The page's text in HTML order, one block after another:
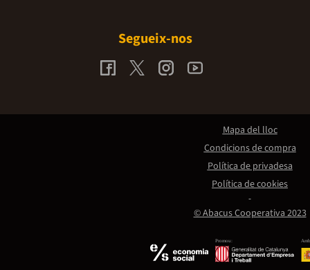
Segueix-nos
Promou:
© Abacus Cooperativa 2023
Mapa del lloc
Condicions de compra
Política de privadesa
Política de cookies